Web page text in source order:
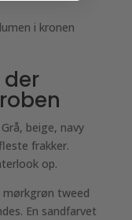
i kronen
beige, navy
frakker.
op.
mørkgrøn tweed
En sandfarvet